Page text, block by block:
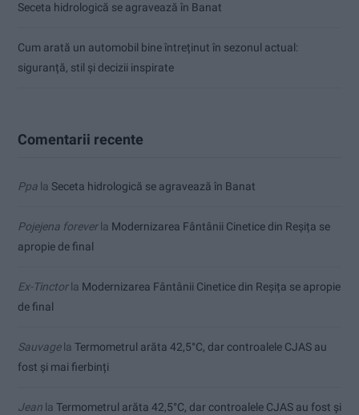
Seceta hidrologică se agravează în Banat
Cum arată un automobil bine întreținut în sezonul actual:
siguranță, stil și decizii inspirate
Comentarii recente
Ppa la Seceta hidrologică se agravează în Banat
Pojejena foreverla Modernizarea Fântânii Cinetice din Reșița se
apropie de final
Ex-Tinctorla Modernizarea Fântânii Cinetice din Reșița se apropie
de final
Sauvagela Termometrul arăta 42,5°C, dar controalele CJAS au
fost și mai fierbinți
Jean la Termometrul arăta 42,5°C, dar controalele CJAS au fost și